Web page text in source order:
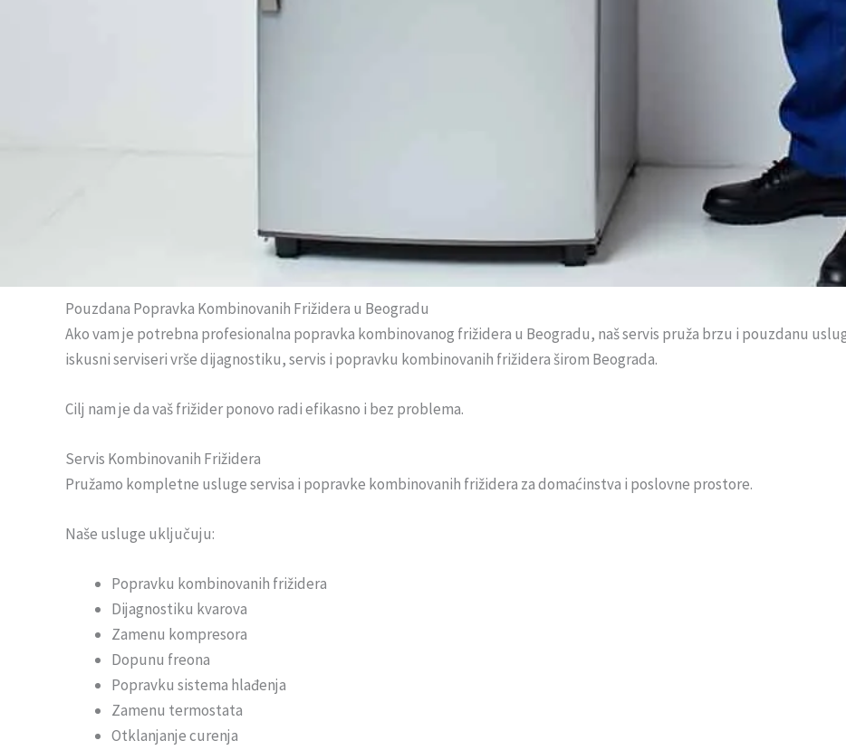
Pouzdana Popravka Kombinovanih Frižidera u Beogradu
Ako vam je potrebna profesionalna popravka kombinovanog frižidera u Beogradu, naš servis pruža brzu i pouzdanu
iskusni serviseri vrše dijagnostiku, servis i popravku kombinovanih frižidera širom Beograda.
Cilj nam je da vaš frižider ponovo radi efikasno i bez problema.
Servis Kombinovanih Frižidera
Pružamo kompletne usluge servisa i popravke kombinovanih frižidera za domaćinstva i poslovne prostore.
Naše usluge uključuju:
Popravku kombinovanih frižidera
Dijagnostiku kvarova
Zamenu kompresora
Dopunu freona
Popravku sistema hlađenja
Zamenu termostata
Otklanjanje curenja